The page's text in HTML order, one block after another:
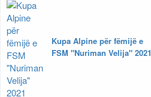
Kupa Alpine për fëmijë e
FSM "Nuriman Velija" 2021